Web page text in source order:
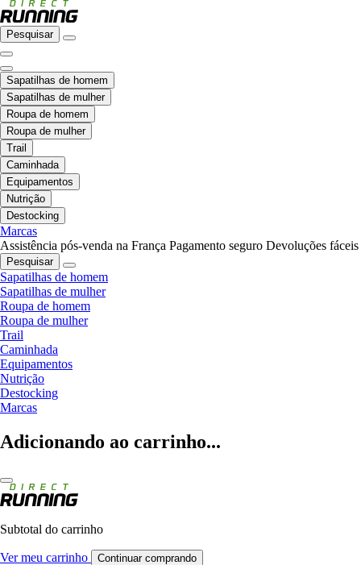
Pesquisar
Sapatilhas de homem
Sapatilhas de mulher
Roupa de homem
Roupa de mulher
Trail
Caminhada
Equipamentos
Nutrição
Destocking
Marcas
Assistência pós-venda na França Pagamento seguro Devoluções fáceis
Pesquisar
Sapatilhas de homem
Sapatilhas de mulher
Roupa de homem
Roupa de mulher
Trail
Caminhada
Equipamentos
Nutrição
Destocking
Marcas
Adicionando ao carrinho...
Subtotal do carrinho
Ver meu carrinho Continuar comprando